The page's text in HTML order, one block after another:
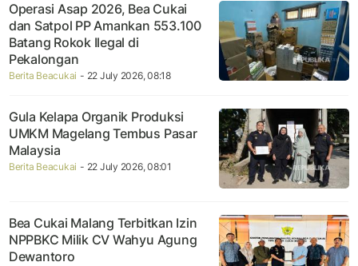
Operasi Asap 2026, Bea Cukai
dan Satpol PP Amankan 553.100
Batang Rokok Ilegal di
Pekalongan
Berita Beacukai - 22 July 2026, 08:18
Gula Kelapa Organik Produksi
UMKM Magelang Tembus Pasar
Malaysia
Berita Beacukai - 22 July 2026, 08:01
Bea Cukai Malang Terbitkan Izin
NPPBKC Milik CV Wahyu Agung
Dewantoro